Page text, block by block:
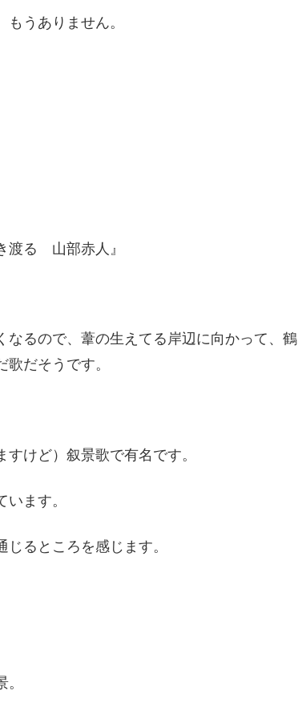
うありません。
渡る 山部赤人』
るので、葦の生えてる岸辺に向かって、鶴
だそうです。
けど）叙景歌で有名です。
ます。
るところを感じます。